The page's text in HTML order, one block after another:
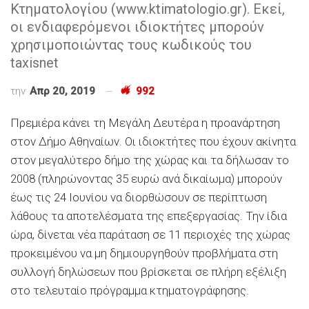
Κτηματολογίου (www.ktimatologio.gr). Εκεί,
οι ενδιαφερόμενοι ιδιοκτήτες μπορούν
χρησιμοποιώντας τους κωδικούς του
taxisnet
την Απρ 20, 2019 992
Πρεμιέρα κάνει τη Μεγάλη Δευτέρα η προανάρτηση
στον Δήμο Αθηναίων. Οι ιδιοκτήτες που έχουν ακίνητα
στον μεγαλύτερο δήμο της χώρας και τα δήλωσαν το
2008 (πληρώνοντας 35 ευρώ ανά δικαίωμα) μπορούν
έως τις 24 Ιουνίου να διορθώσουν σε περίπτωση
λάθους τα αποτελέσματα της επεξεργασίας. Την ίδια
ώρα, δίνεται νέα παράταση σε 11 περιοχές της χώρας
προκειμένου να μη δημιουργηθούν προβλήματα στη
συλλογή δηλώσεων που βρίσκεται σε πλήρη εξέλιξη
στο τελευταίο πρόγραμμα κτηματογράφησης.